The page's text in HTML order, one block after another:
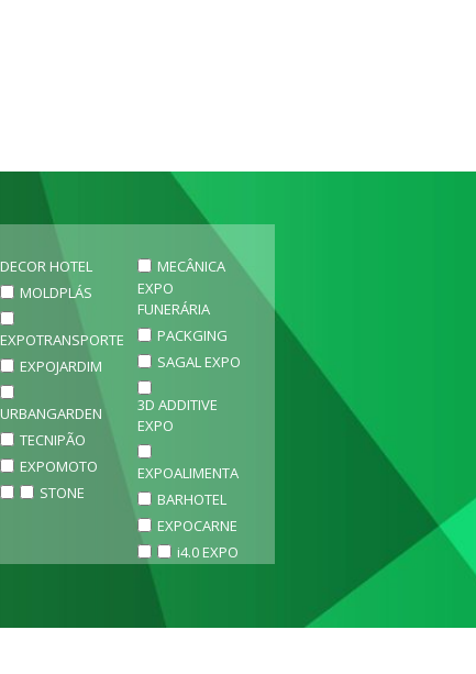
DECOR HOTEL
MOLDPLÁS
EXPOTRANSPORTE
EXPOJARDIM
URBANGARDEN
TECNIPÃO
EXPOMOTO
STONE
MECÂNICA
EXPO
FUNERÁRIA
PACKGING
SAGAL EXPO
3D ADDITIVE
EXPO
EXPOALIMENTA
BARHOTEL
EXPOCARNE
i4.0 EXPO